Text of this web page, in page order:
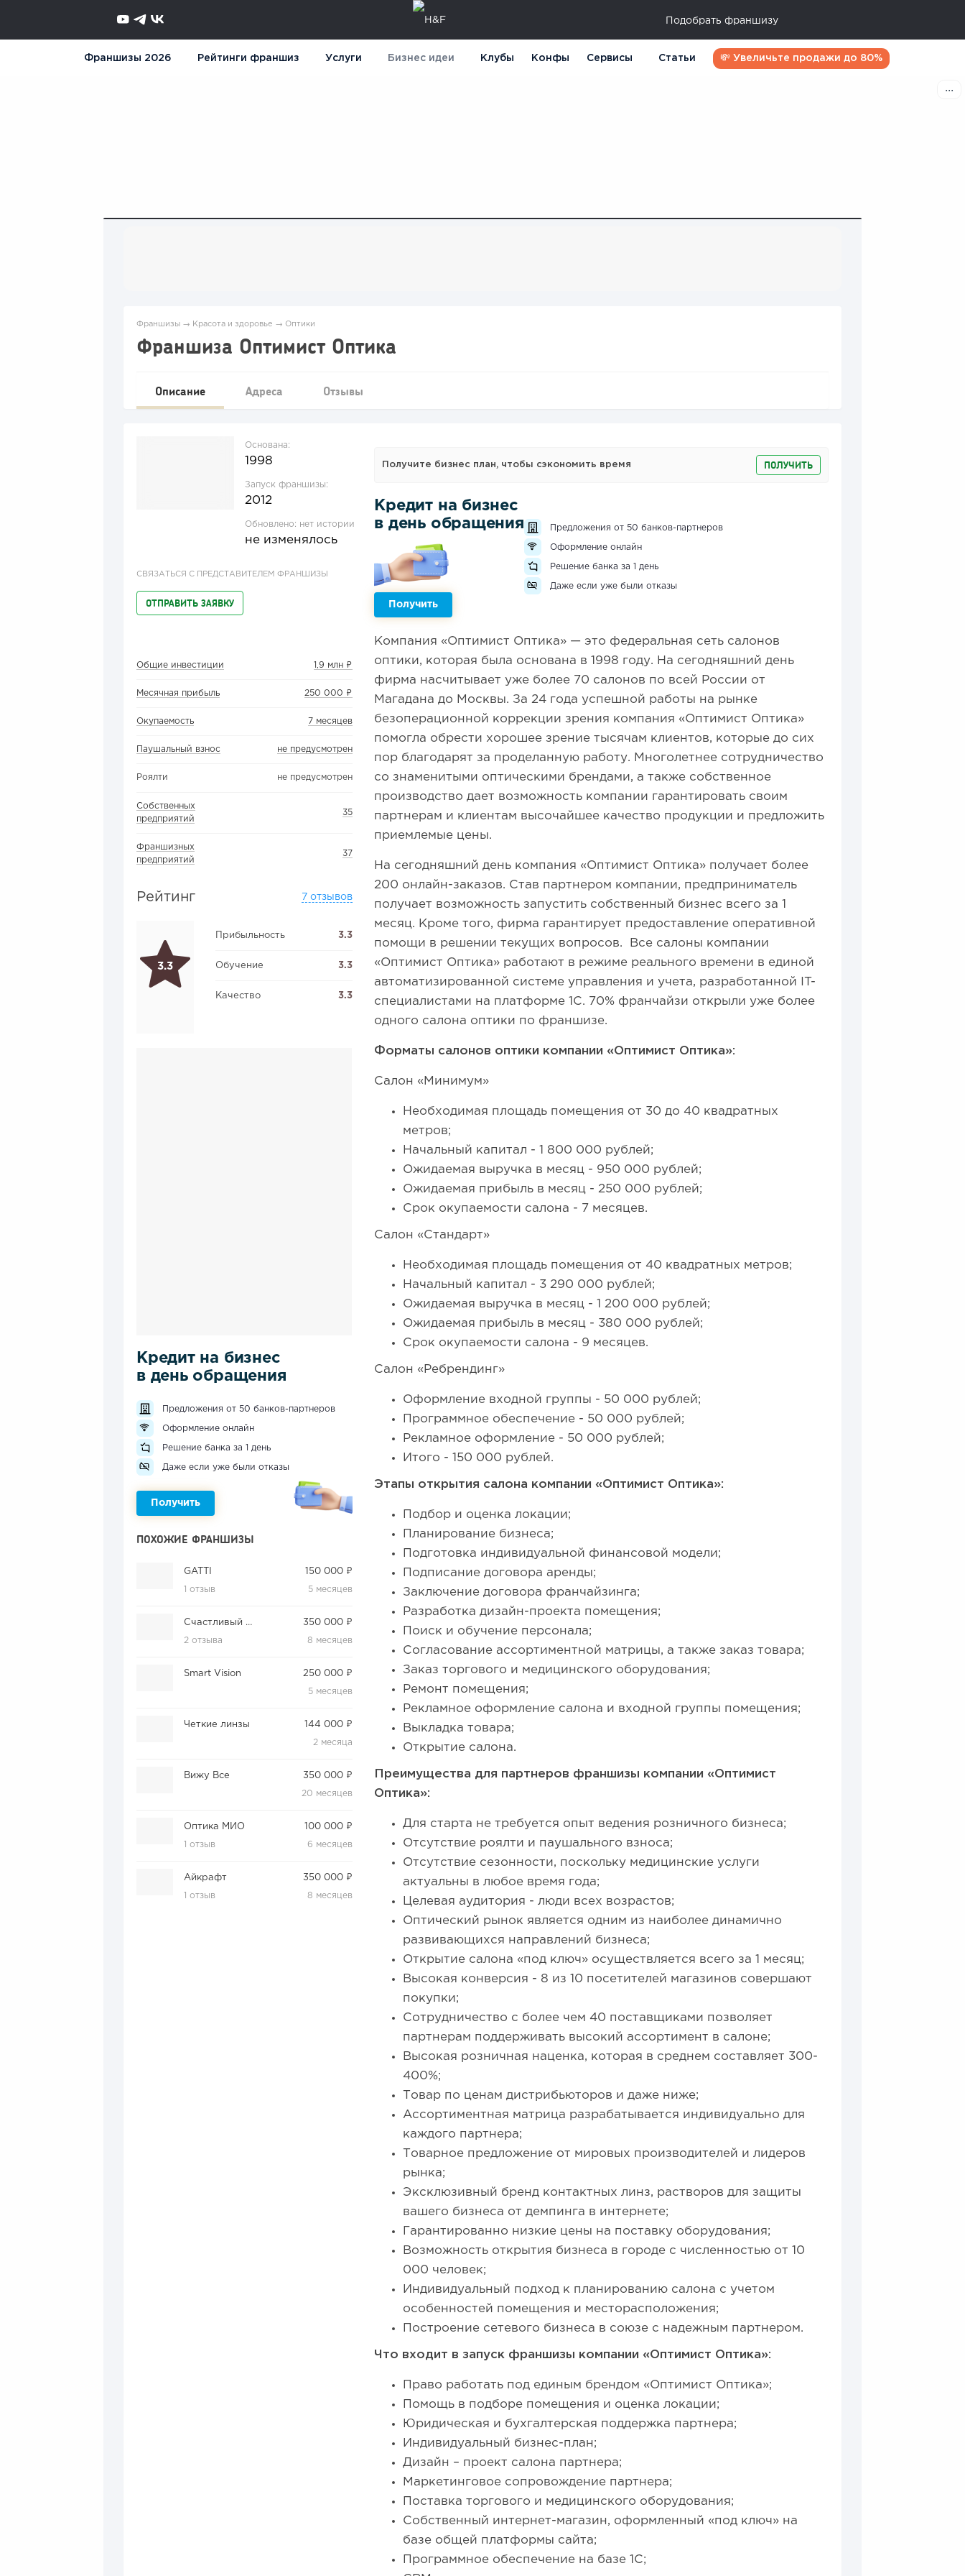
Подобрать франшизу
Франшизы 2026 Рейтинги франшиз Услуги Бизнес идеи Клубы Конфы Сервисы Статьи 💸 Увеличьте продажи до 80%
Франшизы → Красота и здоровье → Оптики
Франшиза Оптимист Оптика
Описание Адреса Отзывы
Основана:
1998
Запуск франшизы:
2012
Обновлено: нет истории
не изменялось
СВЯЗАТЬСЯ С ПРЕДСТАВИТЕЛЕМ ФРАНШИЗЫ
ОТПРАВИТЬ ЗАЯВКУ
Общие инвестиции 1,9 млн ₽
Месячная прибыль 250 000 ₽
Окупаемость 7 месяцев
Паушальный взнос не предусмотрен
Роялти не предусмотрен
Собственных
предприятий
35
Франшизных
предприятий
37
Рейтинг 7 отзывов
3.3
Прибыльность 3.3
Обучение 3.3
Качество 3.3
Кредит на бизнес
в день обращения
Предложения от 50 банков-партнеров
Оформление онлайн
Решение банка за 1 день
Даже если уже были отказы
Получить
ПОХОЖИЕ ФРАНШИЗЫ
GATTI
1 отзыв
150 000 ₽
5 месяцев
Счастливый взгляд
2 отзыва
350 000 ₽
8 месяцев
Smart Vision 250 000 ₽
5 месяцев
Четкие линзы 144 000 ₽
2 месяца
Вижу Все 350 000 ₽
20 месяцев
Оптика МИО
1 отзыв
100 000 ₽
6 месяцев
Айкрафт
1 отзыв
350 000 ₽
8 месяцев
Получите бизнес план, чтобы сэкономить время ПОЛУЧИТЬ
Кредит на бизнес
в день обращения
Получить
Предложения от 50 банков-партнеров
Оформление онлайн
Решение банка за 1 день
Даже если уже были отказы
Компания «Оптимист Оптика» — это федеральная сеть салонов
оптики, которая была основана в 1998 году. На сегодняшний день
фирма насчитывает уже более 70 салонов по всей России от
Магадана до Москвы. За 24 года успешной работы на рынке
безоперационной коррекции зрения компания «Оптимист Оптика»
помогла обрести хорошее зрение тысячам клиентов, которые до сих
пор благодарят за проделанную работу. Многолетнее сотрудничество
со знаменитыми оптическими брендами, а также собственное
производство дает возможность компании гарантировать своим
партнерам и клиентам высочайшее качество продукции и предложить
приемлемые цены.
На сегодняшний день компания «Оптимист Оптика» получает более
200 онлайн-заказов. Став партнером компании, предприниматель
получает возможность запустить собственный бизнес всего за 1
месяц. Кроме того, фирма гарантирует предоставление оперативной
помощи в решении текущих вопросов. Все салоны компании
«Оптимист Оптика» работают в режиме реального времени в единой
автоматизированной системе управления и учета, разработанной IT-
специалистами на платформе 1С. 70% франчайзи открыли уже более
одного салона оптики по франшизе.
Форматы салонов оптики компании «Оптимист Оптика»:
Салон «Минимум»
Необходимая площадь помещения от 30 до 40 квадратных
метров;
Начальный капитал - 1 800 000 рублей;
Ожидаемая выручка в месяц - 950 000 рублей;
Ожидаемая прибыль в месяц - 250 000 рублей;
Срок окупаемости салона - 7 месяцев.
Салон «Стандарт»
Необходимая площадь помещения от 40 квадратных метров;
Начальный капитал - 3 290 000 рублей;
Ожидаемая выручка в месяц - 1 200 000 рублей;
Ожидаемая прибыль в месяц - 380 000 рублей;
Срок окупаемости салона - 9 месяцев.
Салон «Ребрендинг»
Оформление входной группы - 50 000 рублей;
Программное обеспечение - 50 000 рублей;
Рекламное оформление - 50 000 рублей;
Итого - 150 000 рублей.
Этапы открытия салона компании «Оптимист Оптика»:
Подбор и оценка локации;
Планирование бизнеса;
Подготовка индивидуальной финансовой модели;
Подписание договора аренды;
Заключение договора франчайзинга;
Разработка дизайн-проекта помещения;
Поиск и обучение персонала;
Согласование ассортиментной матрицы, а также заказ товара;
Заказ торгового и медицинского оборудования;
Ремонт помещения;
Рекламное оформление салона и входной группы помещения;
Выкладка товара;
Открытие салона.
Преимущества для партнеров франшизы компании «Оптимист
Оптика»:
Для старта не требуется опыт ведения розничного бизнеса;
Отсутствие роялти и паушального взноса;
Отсутствие сезонности, поскольку медицинские услуги
актуальны в любое время года;
Целевая аудитория - люди всех возрастов;
Оптический рынок является одним из наиболее динамично
развивающихся направлений бизнеса;
Открытие салона «под ключ» осуществляется всего за 1 месяц;
Высокая конверсия - 8 из 10 посетителей магазинов совершают
покупки;
Сотрудничество с более чем 40 поставщиками позволяет
партнерам поддерживать высокий ассортимент в салоне;
Высокая розничная наценка, которая в среднем составляет 300-
400%;
Товар по ценам дистрибьюторов и даже ниже;
Ассортиментная матрица разрабатывается индивидуально для
каждого партнера;
Товарное предложение от мировых производителей и лидеров
рынка;
Эксклюзивный бренд контактных линз, растворов для защиты
вашего бизнеса от демпинга в интернете;
Гарантированно низкие цены на поставку оборудования;
Возможность открытия бизнеса в городе с численностью от 10
000 человек;
Индивидуальный подход к планированию салона с учетом
особенностей помещения и месторасположения;
Построение сетевого бизнеса в союзе с надежным партнером.
Что входит в запуск франшизы компании «Оптимист Оптика»:
Право работать под единым брендом «Оптимист Оптика»;
Помощь в подборе помещения и оценка локации;
Юридическая и бухгалтерская поддержка партнера;
Индивидуальный бизнес-план;
Дизайн – проект салона партнера;
Маркетинговое сопровождение партнера;
Поставка торгового и медицинского оборудования;
Собственный интернет-магазин, оформленный «под ключ» на
базе общей платформы сайта;
Программное обеспечение на базе 1С;